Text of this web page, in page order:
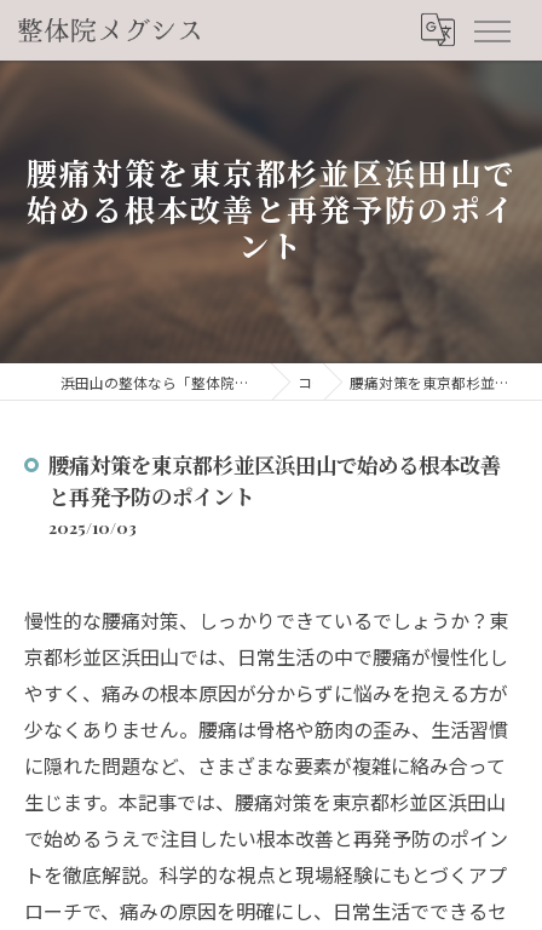
腰痛対策を東京都杉並区浜田山で
始める根本改善と再発予防のポイ
ント
浜田山の整体なら「整体院メグシス」肩こり・腰痛・自律神経の悩みを睡眠から改善 コラム 腰痛対策を東京都杉並区浜田山で始める根本改善と再発予防のポイント
腰痛対策を東京都杉並区浜田山で始める根本改善
と再発予防のポイント
2025/10/03
慢性的な腰痛対策、しっかりできているでしょうか？東
京都杉並区浜田山では、日常生活の中で腰痛が慢性化し
やすく、痛みの根本原因が分からずに悩みを抱える方が
少なくありません。腰痛は骨格や筋肉の歪み、生活習慣
に隠れた問題など、さまざまな要素が複雑に絡み合って
生じます。本記事では、腰痛対策を東京都杉並区浜田山
で始めるうえで注目したい根本改善と再発予防のポイン
トを徹底解説。科学的な視点と現場経験にもとづくアプ
ローチで、痛みの原因を明確にし、日常生活でできるセ